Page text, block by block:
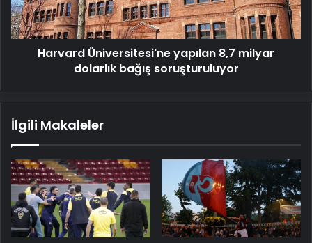
bağış
soruşturuluyor
Harvard Üniversitesi'ne yapılan 8,7 milyar
dolarlık bağış soruşturuluyor
İlgili Makaleler